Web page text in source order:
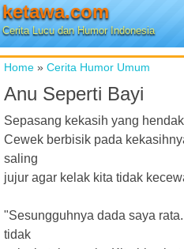
ketawa.com
Cerita Lucu dan Humor Indonesia
Home » Cerita Humor Umum
Anu Seperti Bayi
Sepasang kekasih yang
Cewek berbisik pada
saling
jujur agar kelak kita tidak
"Sesungguhnya dada saya
tidak